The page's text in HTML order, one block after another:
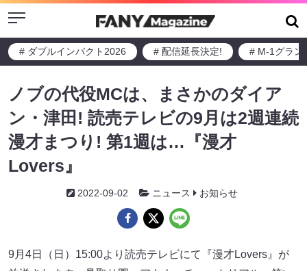
Menu
# ダブルインパクト2026 # 配信延長決定! # M-1グラン
ノブの代役MCは、まさかのダイア
ン・津田! 読売テレビの9月は2週連続
漫才まつり! 第1週は…『漫才
Lovers』
2022-09-02 ニュース お知らせ
9月4日（日）15:00より読売テレビにて『漫才Lovers』が